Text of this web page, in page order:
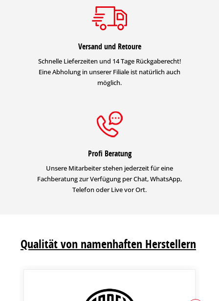
Versand und Retoure
Schnelle Lieferzeiten und 14 Tage Rückgaberecht!
Eine Abholung in unserer Filiale ist natürlich auch
möglich.
Profi Beratung
Unsere Mitarbeiter stehen jederzeit für eine
Fachberatung zur Verfügung per Chat, WhatsApp,
Telefon oder Live vor Ort.
Qualität von namenhaften Herstellern